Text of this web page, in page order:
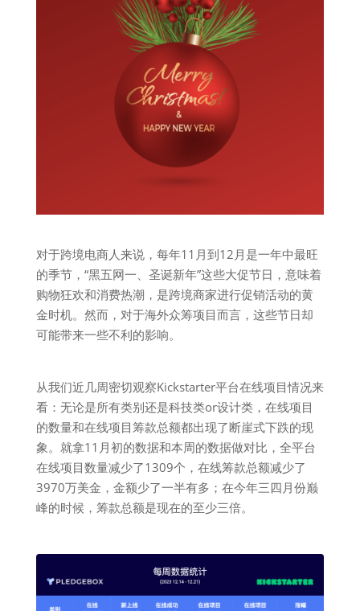
对于跨境电商人来说，每年11月到12月是一年中最旺
的季节，“黑五网一、圣诞新年”这些大促节日，意味着
购物狂欢和消费热潮，是跨境商家进行促销活动的黄
金时机。然而，对于海外众筹项目而言，这些节日却
可能带来一些不利的影响。
从我们近几周密切观察Kickstarter平台在线项目情况来
看：无论是所有类别还是科技类or设计类，在线项目
的数量和在线项目筹款总额都出现了断崖式下跌的现
象。就拿11月初的数据和本周的数据做对比，全平台
在线项目数量减少了1309个，在线筹款总额减少了
3970万美金，金额少了一半有多；在今年三四月份巅
峰的时候，筹款总额是现在的至少三倍。